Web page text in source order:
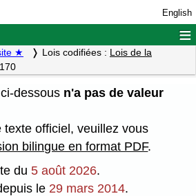
English
≡
★ Lois codifiées : Lois de la
dessous n'a pas de valeur
texte officiel, veuillez vous
bilingue en format PDF.
du 5 août 2026.
le 29 mars 2014.